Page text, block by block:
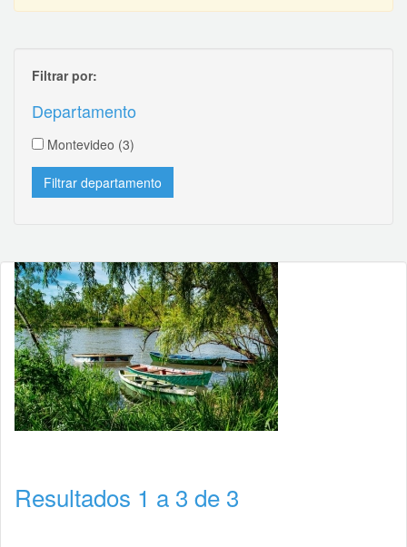
Filtrar por:
Departamento
Montevideo (3)
Resultados 1 a 3 de 3